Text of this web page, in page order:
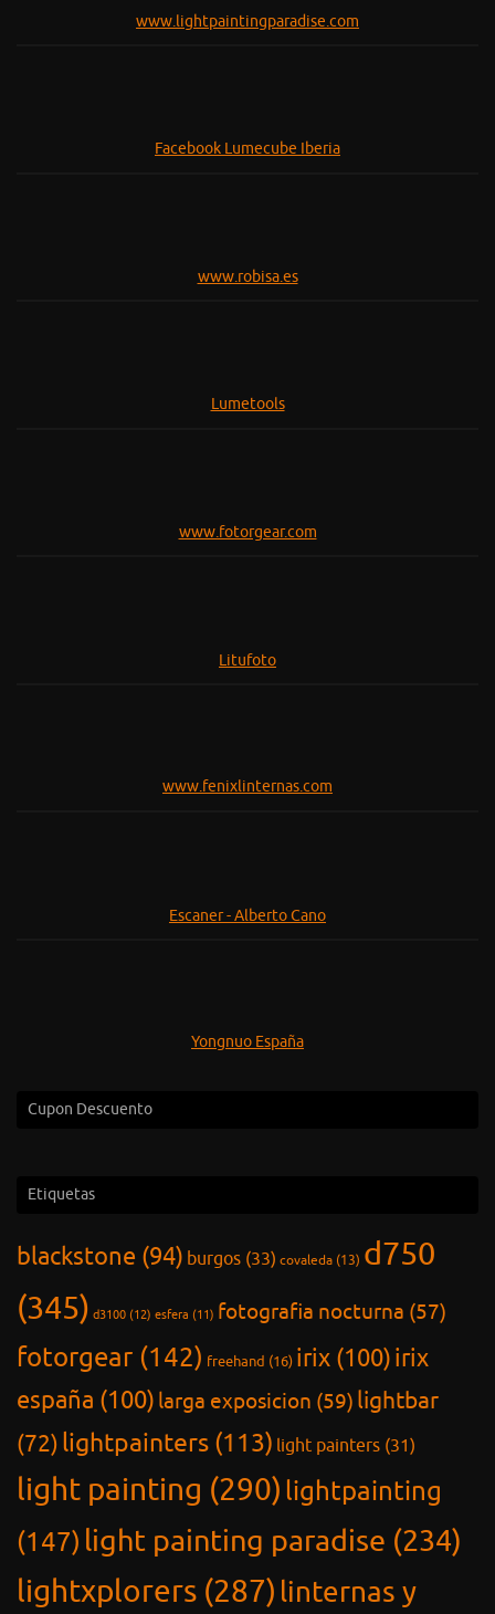
www.lightpaintingparadise.com
Facebook Lumecube Iberia
www.robisa.es
Lumetools
www.fotorgear.com
Litufoto
www.fenixlinternas.com
Escaner - Alberto Cano
Yongnuo España
Cupon Descuento
Etiquetas
blackstone (94) burgos (33) covaleda (13) d750
(345) d3100 (12) esfera (11) fotografia nocturna (57)
fotorgear (142) freehand (16) irix (100)irix
españa (100) larga exposicion (59) lightbar
(72)lightpainters (113) light painters (31)
light painting (290) lightpainting
(147) light painting paradise (234)
lightxplorers (287) linternas y